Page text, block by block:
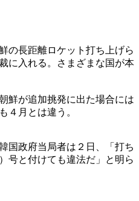
の長距離ロケット打ち上げら
に入れる。さまざまな国が本
鮮が追加挑発に出た場合には
４月とは違う。
国政府当局者は２日、「打ち
号と付けても違法だ」と明ら